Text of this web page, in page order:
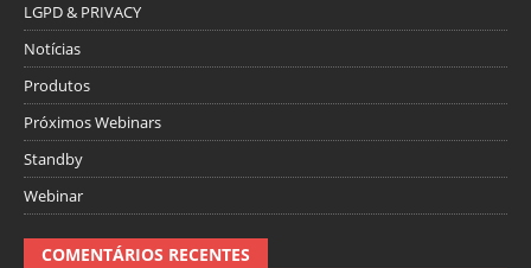
LGPD & PRIVACY
Notícias
Produtos
Próximos Webinars
Standby
Webinar
COMENTÁRIOS RECENTES